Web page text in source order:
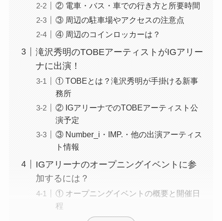
② 電車・バス・車での行き方と所要時間
③ 周辺の駐車場やアクセスの注意点
④ 周辺のコインロッカーは？
滝沢秀明のTOBEアーティストがIGアリー
ナに出演！
① TOBEとは？滝沢秀明が手掛ける新事
務所
② IGアリーナでのTOBEアーティスト公
演予定
③ Number_i・IMP.・他の出演アーティス
ト情報
IGアリーナのオープニングイベントに参
加するには？
① オープニングイベントの概要と開催日
程